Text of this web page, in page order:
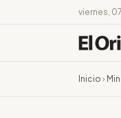
viernes,
Inicio ›